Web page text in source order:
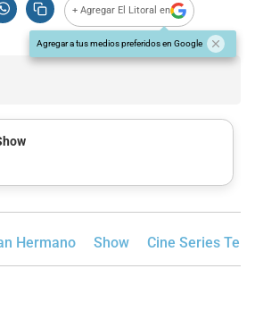
+ Agregar El Litoral en
Agregar a tus medios preferidos en Google
Hermano Show Cine Series